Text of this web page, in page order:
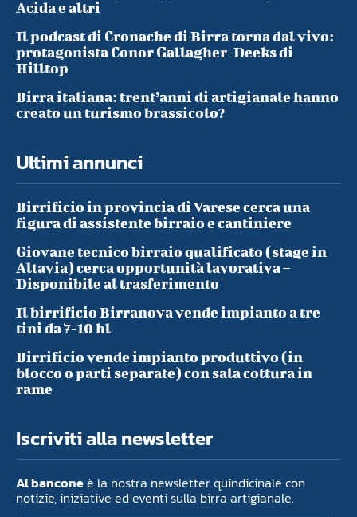
Acida e altri
Il podcast di Cronache di Birra torna dal vivo:
protagonista Conor Gallagher-Deeks di
Hilltop
Birra italiana: trent’anni di artigianale hanno
creato un turismo brassicolo?
Ultimi annunci
Birrificio in provincia di Varese cerca una
figura di assistente birraio e cantiniere
Giovane tecnico birraio qualificato (stage in
Altavia) cerca opportunità lavorativa –
Disponibile al trasferimento
Il birrificio Birranova vende impianto a tre
tini da 7-10 hl
Birrificio vende impianto produttivo (in
blocco o parti separate) con sala cottura in
rame
Iscriviti alla newsletter
Al banconeè la nostra newsletter quindicinale con
notizie, iniziative ed eventi sulla birra artigianale.